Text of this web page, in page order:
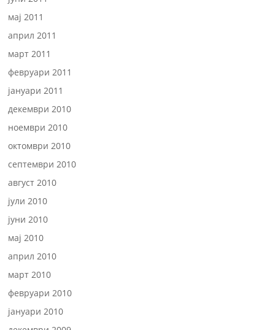
мај 2011
април 2011
март 2011
февруари 2011
јануари 2011
декември 2010
ноември 2010
октомври 2010
септември 2010
август 2010
јули 2010
јуни 2010
мај 2010
април 2010
март 2010
февруари 2010
јануари 2010